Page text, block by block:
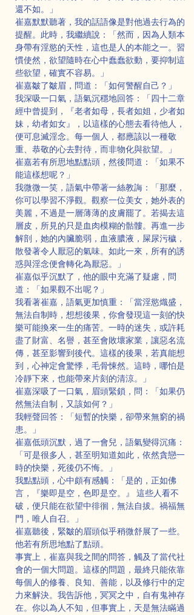
還不如。」
崔嘉默默聽著，我的話語像是對他過去行為的
提醒。此時，我繼續說：「然而，因為人類本
身帶有淫慾的天性，這也是人的本能之一。習
慣使然，欲望隨時在心中蠢蠢欲動，要抑制這
些欲望，確實不容易。」
崔嘉皺了皺眉，問道：「如何警醒自己？」
我深吸一口氣，語氣沉穩地回答：「四十二章
經中曾提到，『老者如母，長者如姐，少者如
妹，幼者如女』，以這樣的心態去看待他人，
便可息滅淫念。每一個人，都應該以一種敬
重、恭敬的心去對待，而非物化與欲望。」
崔嘉若有所思地點點頭，然後問道：「如果不
能這樣想呢？」
我微微一笑，語氣中帶著一絲教誨：「那麼，
你可以學習不淨觀。觀察一位美女，她外表的
美麗，不過是一層薄薄的皮膚罷了。若揭去這
層皮，所見的只是血肉模糊的骷髏。再進一步
解剖，她的內臟脆弱，血液膿液，屎尿污穢，
散發著令人厭惡的氣味。如此一來，所有的誘
惑與淫念便會轉化為厭惡。」
崔嘉似乎沉默了，他的眼中充滿了疑慮，問
道：「如果觀不出呢？」
我看著崔嘉，語氣更加慎重：「當淫慾熾盛，
無法自制時，想想後果，你會發現這一刻的快
樂可能換來一生的痛苦。一時的迷失，或許耗
盡了財富、名譽，甚至會敗壞家業，讓惡名流
傳，甚至影響到後代。這樣的後果，若真能想
到，心神定會驚悸，毛骨悚然。這時，哪怕是
冷靜下來，也能帶來片刻的清涼。」
崔嘉深吸了一口氣，眉頭緊鎖，問：「如果仍
然無法自制，又該如何？」
我輕聲回答：「短暫的快樂，卻帶來無窮的禍
患。」
崔嘉低頭沉默，過了一會兒，語氣變得沉痛：
「可是很多人，甚至明知道如此，依然貪戀一
時的快樂，死後仍不悔。」
我點點頭，心中頗有感觸：「是的，正如佛
言，『樂即是空，色即是空。』 這些人看不
破，便只能在欲望中徘徊，無法自拔。禍福無
門，唯人自召。」
崔嘉聽後，緊皺的眉頭似乎稍微舒展了一些。
他若有所思地點了點頭。
事實上，崔嘉與我之間的問答，觸及了當代社
會的一個大問題。這樣的問題，最終只能依靠
每個人的修養、良知、善能，以及修行中的定
力來解決。我告訴他，冥冥之中，自有鬼神存
在。你以為人不知，但事實上，天是無法瞞過